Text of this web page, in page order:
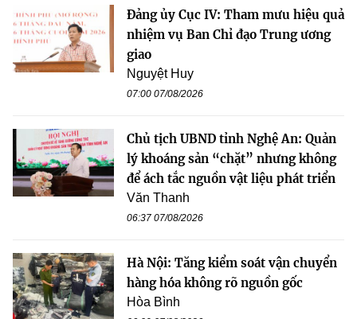
Đảng ủy Cục IV: Tham mưu hiệu quả
nhiệm vụ Ban Chỉ đạo Trung ương
giao
Nguyệt Huy
07:00 07/08/2026
Chủ tịch UBND tỉnh Nghệ An: Quản
lý khoáng sản “chặt” nhưng không
để ách tắc nguồn vật liệu phát triển
Văn Thanh
06:37 07/08/2026
Hà Nội: Tăng kiểm soát vận chuyển
hàng hóa không rõ nguồn gốc
Hòa Bình